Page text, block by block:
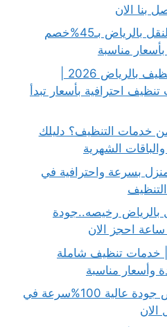
بنا الان
أفضل شركة تنظيف بعد النقل بالرياض بـ45%خصم
مناسبة
احترافية بأسعار تبدأ
حتى 50% من خدمات التنظيف؟ دليلك
الشهرية
المنزل بسرعة واحترافية في
بالرياض رخيصه..جودة
خدمات تنظيف شاملة
وأسعار مناسبة
شركة تنظيف العليا الرياض جودة عالية 100%سرعة في
الان